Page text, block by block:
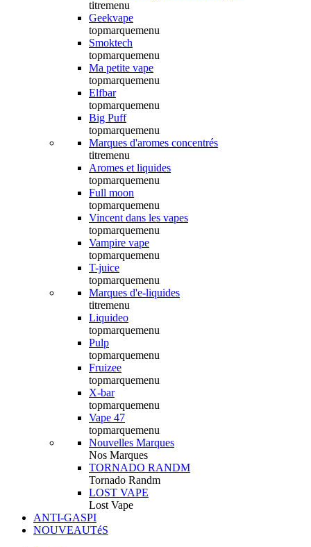
titremenu
Geekvape
topmarquemenu
Smoktech
topmarquemenu
Ma petite vape
topmarquemenu
Elfbar
topmarquemenu
Big Puff
topmarquemenu
Marques d'aromes concentrés
titremenu
Aromes et liquides
topmarquemenu
Full moon
topmarquemenu
Vincent dans les vapes
topmarquemenu
Vampire vape
topmarquemenu
T-juice
topmarquemenu
Marques d'e-liquides
titremenu
Liquideo
topmarquemenu
Pulp
topmarquemenu
Fruizee
topmarquemenu
X-bar
topmarquemenu
Vape 47
topmarquemenu
Nouvelles Marques
Nos Marques
TORNADO RANDM
Tornado Randm
LOST VAPE
Lost Vape
ANTI-GASPI
NOUVEAUTéS